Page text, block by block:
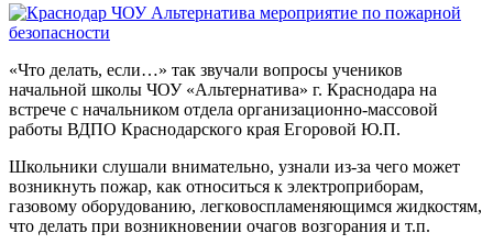
«Что делать, если…» так звучали вопросы учеников
начальной школы ЧОУ «Альтернатива» г. Краснодара на
встрече с начальником отдела организационно-массовой
работы ВДПО Краснодарского края Егоровой Ю.П.
Школьники слушали внимательно, узнали из-за чего может
возникнуть пожар, как относиться к электроприборам,
газовому оборудованию, легковоспламеняющимся жидкостям,
что делать при возникновении очагов возгорания и т.п.